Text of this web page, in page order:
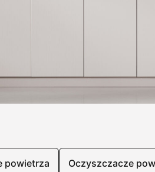
powietrza Oczyszczacze